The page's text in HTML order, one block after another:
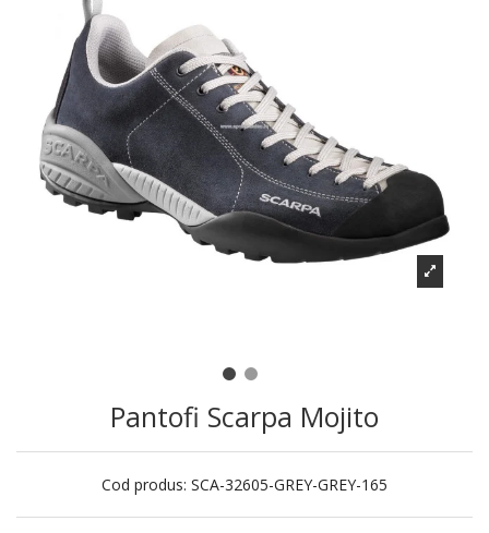
Pantofi Scarpa Mojito
Cod produs: SCA-32605-GREY-GREY-165